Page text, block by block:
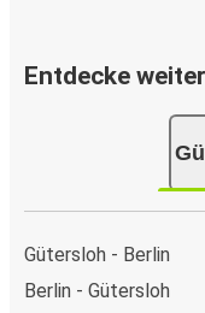
Entdecke
Gütersloh - Berlin
Berlin - Gütersloh